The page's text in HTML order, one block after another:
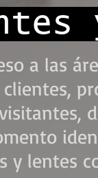
a las
y lentes